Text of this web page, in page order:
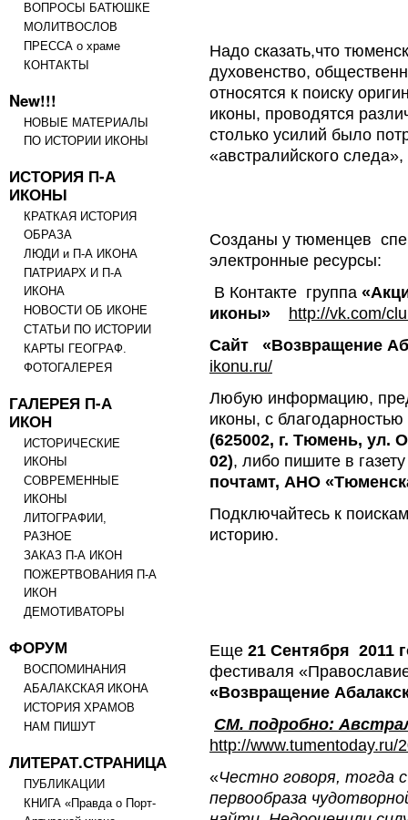
ВОПРОСЫ БАТЮШКЕ
МОЛИТВОСЛОВ
ПРЕССА о храме
КОНТАКТЫ
New!!!
НОВЫЕ МАТЕРИАЛЫ
ПО ИСТОРИИ ИКОНЫ
ИСТОРИЯ П-А
ИКОНЫ
КРАТКАЯ ИСТОРИЯ
ОБРАЗА
ЛЮДИ и П-А ИКОНА
ПАТРИАРХ И П-А
ИКОНА
НОВОСТИ ОБ ИКОНЕ
СТАТЬИ ПО ИСТОРИИ
КАРТЫ ГЕОГРАФ.
ФОТОГАЛЕРЕЯ
ГАЛЕРЕЯ П-А
ИКОН
ИСТОРИЧЕСКИЕ
ИКОНЫ
СОВРЕМЕННЫЕ
ИКОНЫ
ЛИТОГРАФИИ,
РАЗНОЕ
ЗАКАЗ П-А ИКОН
ПОЖЕРТВОВАНИЯ П-А
ИКОН
ДЕМОТИВАТОРЫ
ФОРУМ
ВОСПОМИНАНИЯ
АБАЛАКСКАЯ ИКОНА
ИСТОРИЯ ХРАМОВ
НАМ ПИШУТ
ЛИТЕРАТ.СТРАНИЦА
ПУБЛИКАЦИИ
КНИГА «Правда о Порт-
Надо сказать,что
духовенство,
относятся к поиску
иконы, проводятся
столько усилий было
«австралийского
Созданы у тюменцев
электронные ресурсы:
В Контакте группа
иконы»
http://vk.com/
Сайт «Возвращение
ikonu.ru/
Любую информацию,
иконы, с
(625002, г. Тюмень, ул.
02), либо пишите в
почтамт, АНО
Подключайтесь к
историю.
Еще 21 Сентября 2011
фестиваля
«Возвращение
СМ. подробно:
http://www.tumentoday.ru/
«Честно говоря, тогда
первообраза